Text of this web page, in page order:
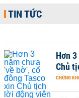
TIN TỨC
Hơn
Chủ
CHỨNG